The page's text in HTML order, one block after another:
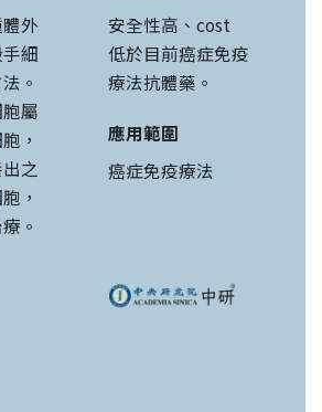
外
細
。
屬
，
之
，
。
安全性高、cost
低於目前癌症免疫
療法抗體藥。
應用範圍
癌症免疫療法